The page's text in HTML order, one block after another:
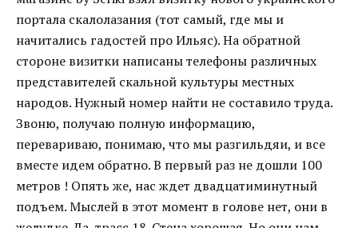
портала скалолазания (тот самый, где мы и
начитались гадостей про Ильяс). На обратной
стороне визитки написаны телефоны различных
представителей скальной культуры местных
народов. Нужный номер найти не составило труда.
Звоню, получаю полную информацию,
перевариваю, понимаю, что мы разгильдяи, и все
вместе идем обратно. В первый раз не дошли 100
метров ! Опять же, нас ждет двадцатиминутный
подъем. Мыслей в этот момент в голове нет, они в